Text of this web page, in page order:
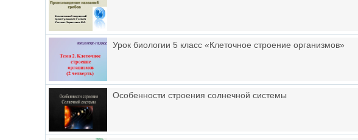
Урок биологии 5 класс «Клеточное строение организмов»
Особенности строения солнечной системы